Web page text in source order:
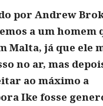
por Andrew
a um homem
Malta, já que ele
no ar, mas
ao máximo a
Ike fosse